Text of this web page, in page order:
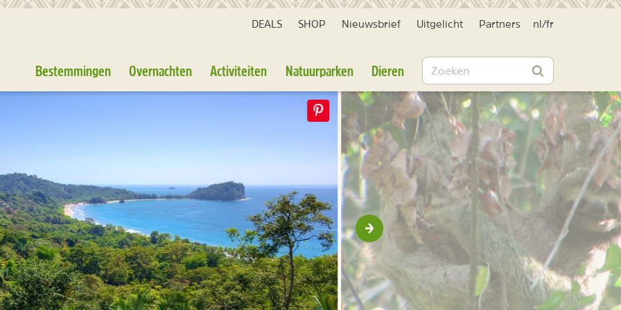
DEALS SHOP Nieuwsbrief Uitgelicht Partners nl /fr
Bestemmingen Overnachten Activiteiten Natuurparken Dieren Zoeken
Zoeken
Volgende